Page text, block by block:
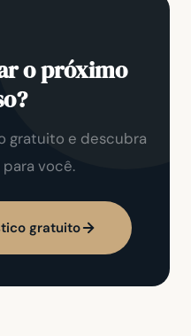
o próximo
gratuito e descubra
você.
gratuito